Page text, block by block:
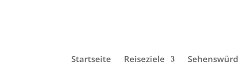
Startseite Reiseziele